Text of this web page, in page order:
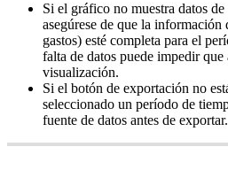
Si el gráfico no muestra datos de
asegúrese de que la información
gastos) esté completa para el perí
falta de datos puede impedir que
visualización.
Si el botón de exportación no est
seleccionado un período de
fuente de datos antes de exportar.